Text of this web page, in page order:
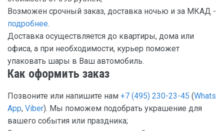
Возможен срочный заказ, доставка ночью и за МКАД -
подробнее.
Доставка осуществляется до квартиры, дома или
офиса, а при необходимости, курьер поможет
упаковать шары в Ваш автомобиль.
Как оформить заказ
Позвоните или напишите нам +7 (495) 230-23-45 (Whats
App, Viber). Мы поможем подобрать украшение для
вашего события или праздника;